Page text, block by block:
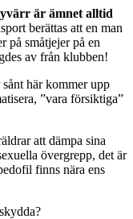
är ämnet alltid
berättas att en man
på småtjejer på en
av från klubben!
här kommer upp
”vara försiktiga”
att dämpa sina
övergrepp, det är
finns nära ens